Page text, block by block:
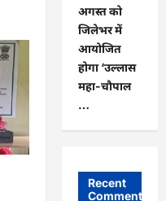
अगस्त को
जिलेभर में
आयोजित
होगा ‘उल्लास
महा-चौपाल
…
Recent
Comments